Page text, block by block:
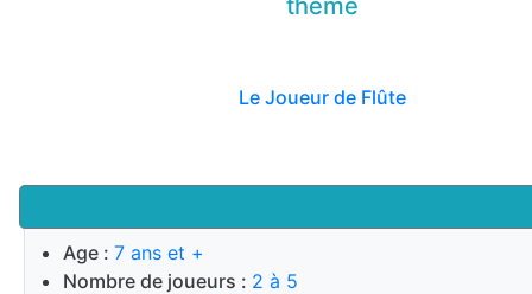
Age : 7 ans et +
Nombre de joueurs : 2 à 5
thème
Le Joueur de Flûte